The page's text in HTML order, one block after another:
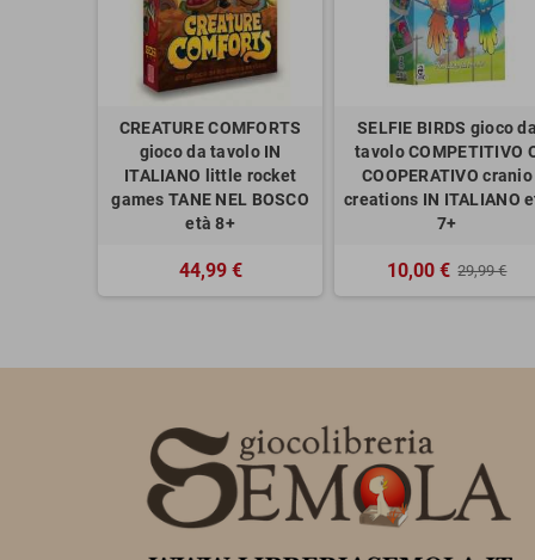
CREATURE COMFORTS
gioco da tavolo IN
ITALIANO little rocket
games TANE NEL BOSCO
età 8+
44,99 €
SELFIE BIRDS gioco
tavolo COMPETITIVO
COOPERATIVO cranio
creations IN ITALIANO
7+
10,00 € 29,99 €